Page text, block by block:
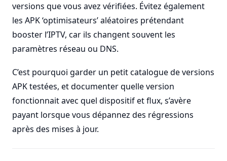
versions que vous avez vérifiées. Évitez également
les APK ‘optimisateurs’ aléatoires prétendant
booster l’IPTV, car ils changent souvent les
paramètres réseau ou DNS.
C’est pourquoi garder un petit catalogue de versions
APK testées, et documenter quelle version
fonctionnait avec quel dispositif et flux, s’avère
payant lorsque vous dépannez des régressions
après des mises à jour.